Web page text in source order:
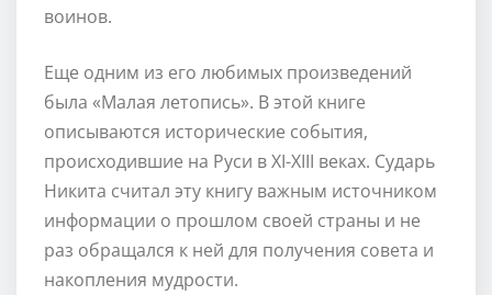
воинов.
Еще одним из его любимых произведений
была «Малая летопись». В этой книге
описываются исторические события,
происходившие на Руси в XI-XIII веках. Сударь
Никита считал эту книгу важным источником
информации о прошлом своей страны и не
раз обращался к ней для получения совета и
накопления мудрости.